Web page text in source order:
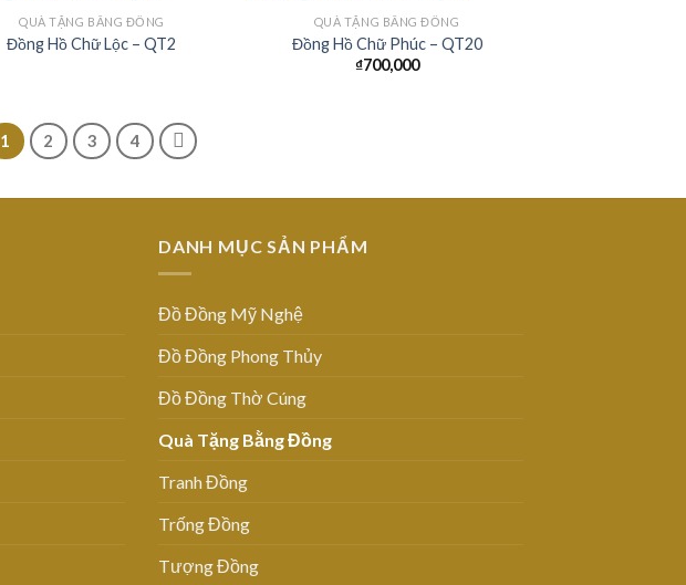
QUÀ TẶNG BẰNG ĐỒNG
Đồng Hồ Chữ Lộc – QT2
QUÀ TẶNG BẰNG ĐỒNG
Đồng Hồ Chữ Phúc – QT20
₫700,000
1 2 3 4
DANH MỤC SẢN PHẨM
Đồ Đồng Mỹ Nghệ
Đồ Đồng Phong Thủy
Đồ Đồng Thờ Cúng
Quà Tặng Bằng Đồng
Tranh Đồng
Trống Đồng
Tượng Đồng